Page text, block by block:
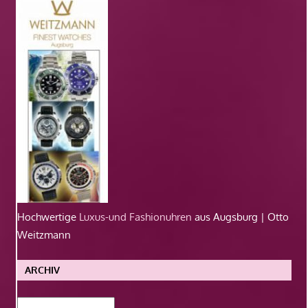
Hochwertige Luxus-und Fashionuhren aus Augsburg | Otto
Weitzmann
ARCHIV